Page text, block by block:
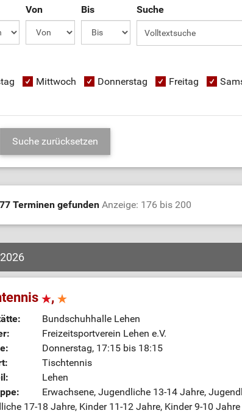
Von Bis Suche
Mittwoch Donnerstag Freitag
Terminen gefunden Anzeige: 176 bis 200
,
Bundschuhhalle Lehen
Freizeitsportverein Lehen e.V.
Donnerstag, 17:15 bis 18:15
Tischtennis
Lehen
Erwachsene, Jugendliche 13-14 Jahre,
17-18 Jahre, Kinder 11-12 Jahre, Kinder 9-10 Jahre